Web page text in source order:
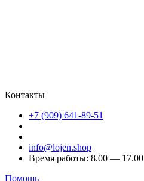
Контакты
+7 (909) 641-89-51
info@lojen.shop
Время работы: 8.00 — 17.00
Помощь